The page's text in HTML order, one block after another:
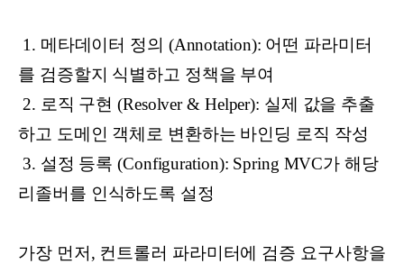
1. 메타데이터 정의 (Annotation): 어떤 파라미터
를 검증할지 식별하고 정책을 부여
2. 로직 구현 (Resolver & Helper): 실제 값을 추출
하고 도메인 객체로 변환하는 바인딩 로직 작성
3. 설정 등록 (Configuration): Spring MVC가 해당
리졸버를 인식하도록 설정
가장 먼저, 컨트롤러 파라미터에 검증 요구사항을